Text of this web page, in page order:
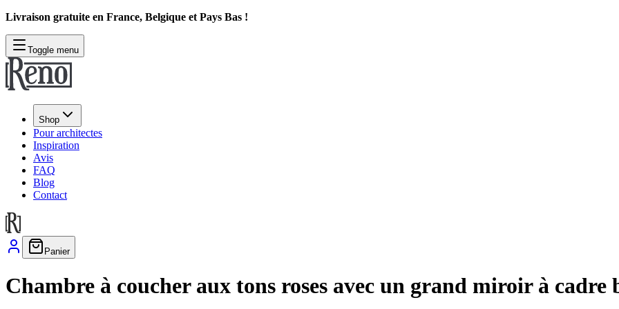
Livraison gratuite en France, Belgique et Pays Bas !
Toggle menu
Shop
Pour architectes
Inspiration
Avis
FAQ
Blog
Contact
Panier
Chambre à coucher aux tons roses avec un grand miroir à cadre